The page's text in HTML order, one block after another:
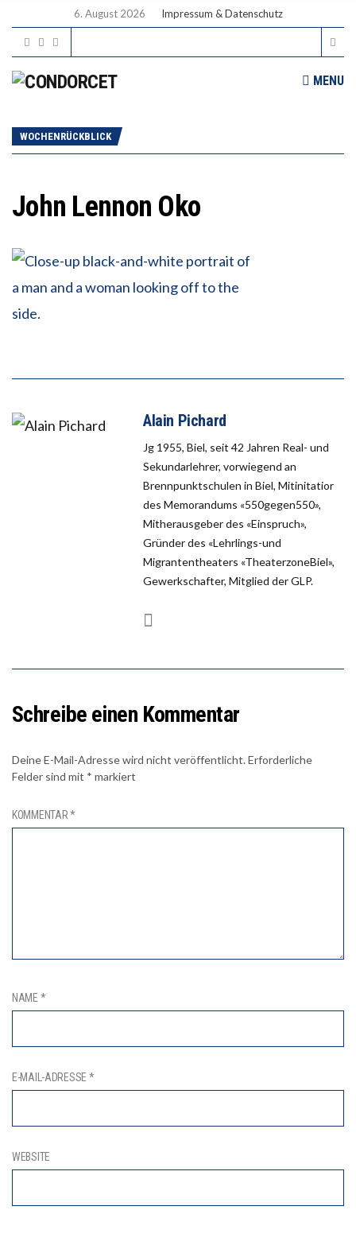
6. August 2026 Impressum & Datenschutz
MENU
WOCHENRÜCKBLICK
John Lennon Oko
Alain Pichard
Jg 1955, Biel, seit 42 Jahren Real- und
Sekundarlehrer, vorwiegend an
Brennpunktschulen in Biel, Mitinitatior
des Memorandums «550gegen550»,
Mitherausgeber des «Einspruch»,
Gründer des «Lehrlings-und
Migrantentheaters «TheaterzoneBiel»,
Gewerkschafter, Mitglied der GLP.
Schreibe einen Kommentar
Deine E-Mail-Adresse wird nicht veröffentlicht.Erforderliche
Felder sind mit * markiert
KOMMENTAR*
NAME *
E-MAIL-ADRESSE *
WEBSITE